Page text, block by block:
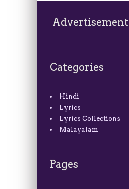
Advertisement
Categories
Hindi
Lyrics
Lyrics Collections
Malayalam
Pages